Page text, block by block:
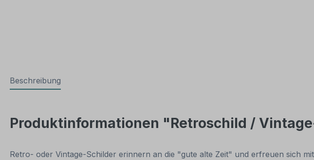
Beschreibung
Produktinformationen "Retroschild /
Retro- oder Vintage-Schilder erinnern an die "gute alte Zeit" und erfreuen sich